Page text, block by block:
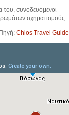
του, συνοδευόμενοι
σχηματισμούς.
Πηγή: Chios Travel Guide